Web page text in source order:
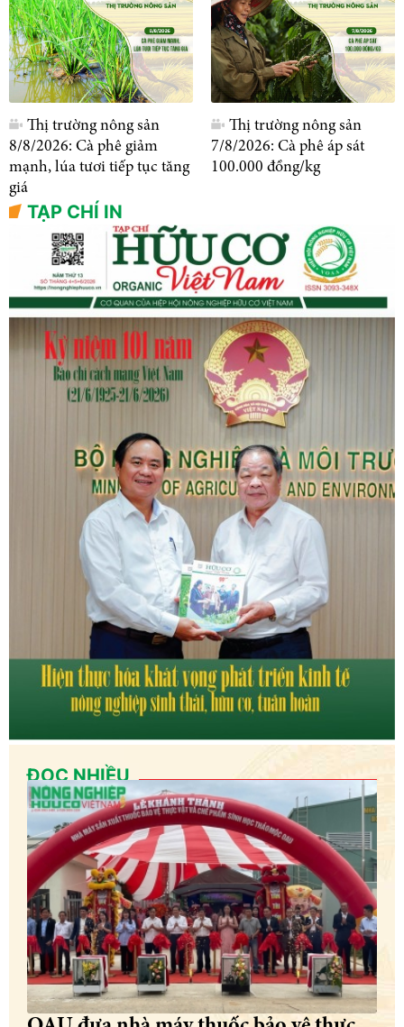
Thị trường nông sản
8/8/2026: Cà phê giảm
mạnh, lúa tươi tiếp tục tăng
giá
Thị trường nông sản
7/8/2026: Cà phê áp sát
100.000 đồng/kg
TẠP CHÍ IN
ĐỌC NHIỀU